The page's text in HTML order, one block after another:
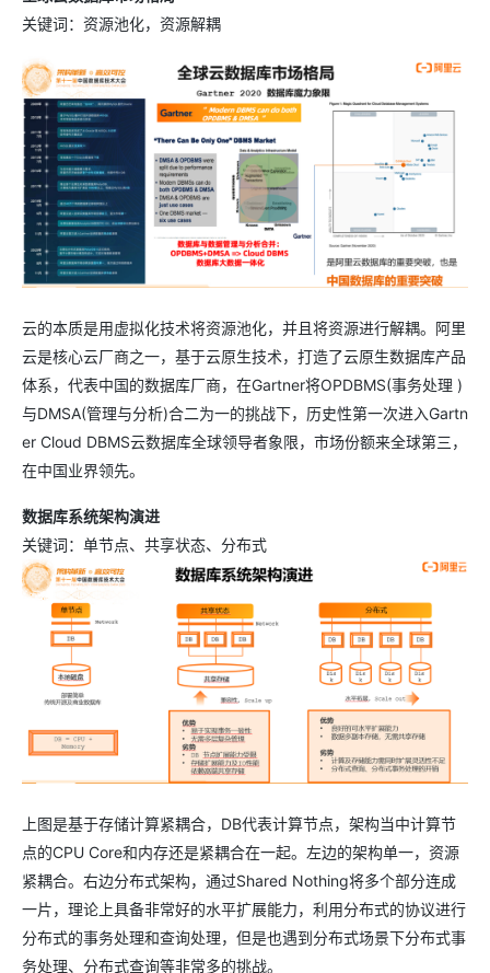
关键词：资源池化，资源解耦
云的本质是用虚拟化技术将资源池化，并且将资源进行解耦。阿里
云是核心云厂商之一，基于云原生技术，打造了云原生数据库产品
体系，代表中国的数据库厂商，在Gartner将OPDBMS(事务处理 )
与DMSA(管理与分析)合二为一的挑战下，历史性第一次进入Gartn
er Cloud DBMS云数据库全球领导者象限，市场份额来全球第三，
在中国业界领先。
数据库系统架构演进
关键词：单节点、共享状态、分布式
上图是基于存储计算紧耦合，DB代表计算节点，架构当中计算节
点的CPU Core和内存还是紧耦合在一起。左边的架构单一，资源
紧耦合。右边分布式架构，通过Shared Nothing将多个部分连成
一片，理论上具备非常好的水平扩展能力，利用分布式的协议进行
分布式的事务处理和查询处理，但是也遇到分布式场景下分布式事
务处理、分布式查询等非常多的挑战。